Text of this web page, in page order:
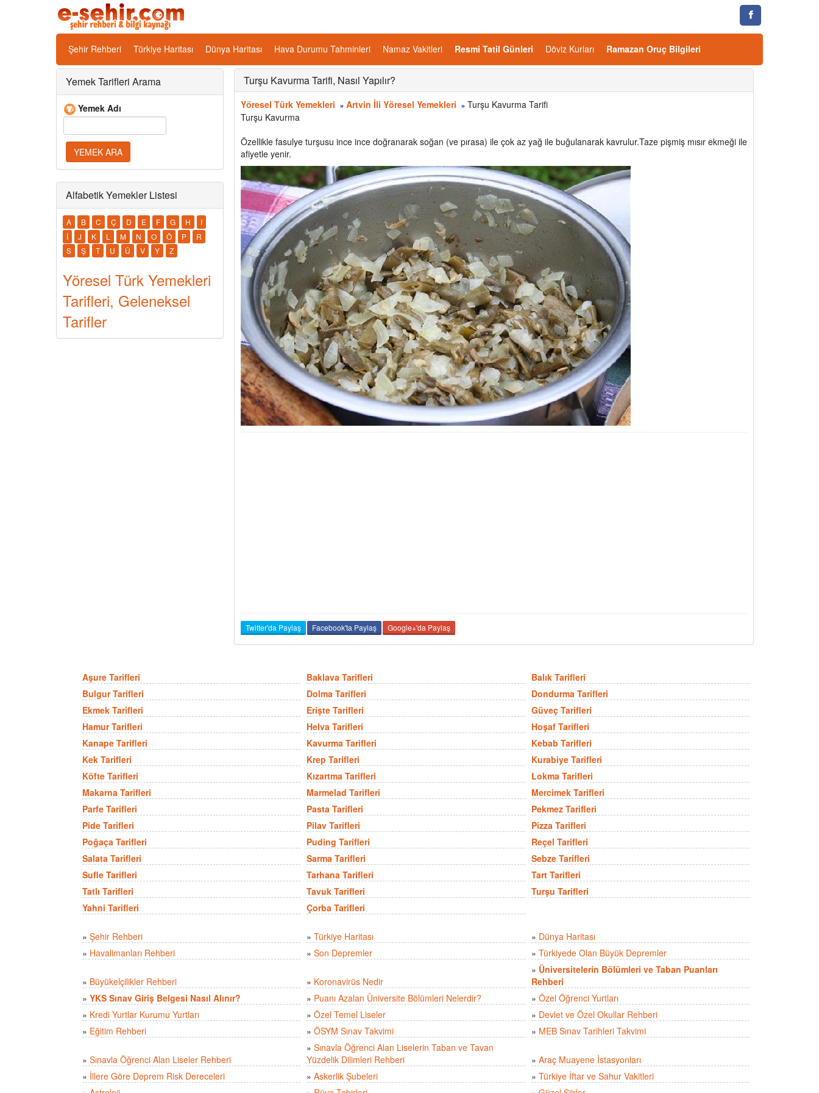
Şehir Rehberi Türkiye Haritası Dünya Haritası Hava Durumu Tahminleri Namaz Vakitleri Resmi Tatil Günleri Döviz Kurları Ramazan Oruç Bilgileri
Yemek Tarifleri Arama
Yemek Adı
Alfabetik Yemekler Listesi
A B C Ç D E F G H
I
İ
J K L M N O Ö P
R
S
Ş T U Ü V Y Z
Yöresel Türk Yemekleri
Tarifleri, Geleneksel
Tarifler
Turşu Kavurma Tarifi, Nasıl Yapılır?
Yöresel Türk Yemekleri » Artvin İli Yöresel Yemekleri » Turşu Kavurma Tarifi
Turşu Kavurma
Özellikle fasulye turşusu ince ince doğranarak soğan (ve pırasa) ile çok az yağ ile buğulanarak kavrulur.Taze pişmiş mısır ekmeği ile
afiyetle yenir.
Twitter'da Paylaş Facebook'ta Paylaş Google+'da Paylaş
Aşure Tarifleri Baklava Tarifleri
Balık Tarifleri
Bulgur Tarifleri
Dolma Tarifleri
Dondurma Tarifleri
Ekmek Tarifleri
Erişte Tarifleri
Güveç Tarifleri
Hamur Tarifleri
Helva Tarifleri
Hoşaf Tarifleri
Kanape Tarifleri
Kavurma Tarifleri
Kebab Tarifleri
Kek Tarifleri
Krep Tarifleri
Kurabiye Tarifleri
Köfte Tarifleri
Kızartma Tarifleri
Lokma Tarifleri
Makarna Tarifleri
Marmelad Tarifleri
Mercimek Tarifleri
Parfe Tarifleri
Pasta Tarifleri
Pekmez Tarifleri
Pide Tarifleri
Pilav Tarifleri
Pizza Tarifleri
Poğaça Tarifleri
Puding Tarifleri
Reçel Tarifleri
Salata Tarifleri
Sarma Tarifleri
Sebze Tarifleri
Sufle Tarifleri
Tarhana Tarifleri
Tart Tarifleri
Tatlı Tarifleri
Tavuk Tarifleri
Turşu Tarifleri
Yahni Tarifleri
Çorba Tarifleri
» Şehir Rehberi » Türkiye Haritası » Dünya Haritası
» Havalimanları Rehberi » Son Depremler » Türkiyede Olan Büyük Depremler
» Büyükelçilikler Rehberi » Koronavirüs Nedir
» Üniversitelerin Bölümleri ve Taban Puanları
Rehberi
» YKS Sınav Giriş Belgesi Nasıl Alınır? » Puanı Azalan Üniversite Bölümleri Nelerdir? » Özel Öğrenci Yurtları
» Kredi Yurtlar Kurumu Yurtları » Özel Temel Liseler » Devlet ve Özel Okullar Rehberi
» Eğitim Rehberi » ÖSYM Sınav Takvimi » MEB Sınav Tarihleri Takvimi
» Sınavla Öğrenci Alan Liseler Rehberi
» Sınavla Öğrenci Alan Liselerin Taban ve Tavan
Yüzdelik Dilimleri Rehberi
» Araç Muayene İstasyonları
» İllere Göre Deprem Risk Dereceleri » Askerlik Şubeleri » Türkiye İftar ve Sahur Vakitleri